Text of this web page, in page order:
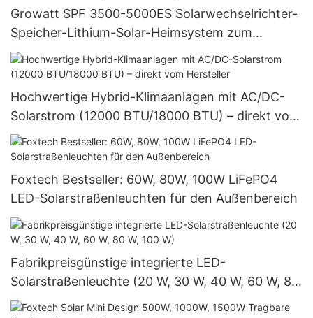
Growatt SPF 3500-5000ES Solarwechselrichter-
Speicher-Lithium-Solar-Heimsystem zum
Bestpreis – Hersteller
Hochwertige Hybrid-Klimaanlagen mit AC/DC-
Solarstrom (12000 BTU/18000 BTU) – direkt vom
Hersteller
Foxtech Bestseller: 60W, 80W, 100W LiFePO4
LED-Solarstraßenleuchten für den Außenbereich
Fabrikpreisgünstige integrierte LED-
Solarstraßenleuchte (20 W, 30 W, 40 W, 60 W, 80
W, 100 W)